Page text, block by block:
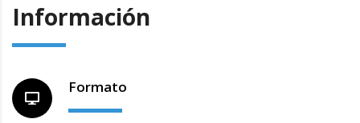
Información
Formato